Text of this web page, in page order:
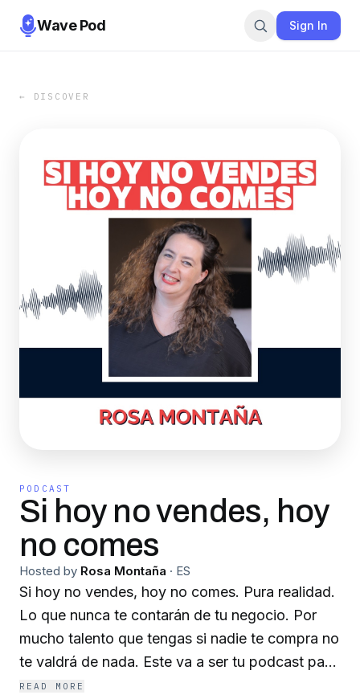
Wave Pod Sign In
← DISCOVER
PODCAST
Si hoy no vendes, hoy
no comes
Hosted by Rosa Montaña · ES
Si hoy no vendes, hoy no comes. Pura realidad.
Lo que nunca te contarán de tu negocio. Por
mucho talento que tengas si nadie te compra no
te valdrá de nada. Este va a ser tu podcast para
vender. Dos píldoras semanales de 6 minutos
READ MORE